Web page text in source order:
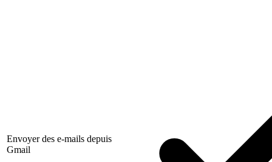
Envoyer des e-mails depuis
Gmail